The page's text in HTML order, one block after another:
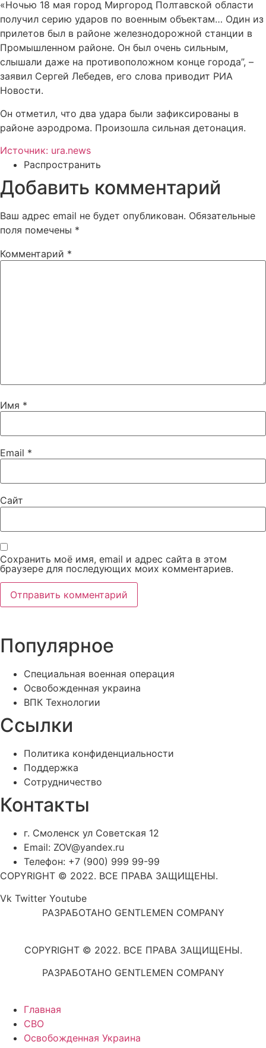
«Ночью 18 мая город Миргород Полтавской области
получил серию ударов по военным объектам… Один из
прилетов был в районе железнодорожной станции в
Промышленном районе. Он был очень сильным,
слышали даже на противоположном конце города”, –
заявил Сергей Лебедев, его слова приводит РИА
Новости.
Он отметил, что два удара были зафиксированы в
районе аэродрома. Произошла сильная детонация.
Источник: ura.news
Распространить
Добавить комментарий
Ваш адрес email не будет опубликован. Обязательные
поля помечены *
Комментарий *
Имя *
Email *
Сайт
Сохранить моё имя, email и адрес сайта в этом
браузере для последующих моих комментариев.
Популярное
Специальная военная операция
Освобожденная украина
ВПК Технологии
Ссылки
Политика конфиденциальности
Поддержка
Сотрудничество
Контакты
г. Смоленск ул Советская 12
Email: ZOV@yandex.ru
Телефон: +7 (900) 999 99-99
COPYRIGHT © 2022. ВСЕ ПРАВА ЗАЩИЩЕНЫ.
Vk Twitter Youtube
РАЗРАБОТАНО GENTLEMEN COMPANY
COPYRIGHT © 2022. ВСЕ ПРАВА ЗАЩИЩЕНЫ.
РАЗРАБОТАНО GENTLEMEN COMPANY
Главная
СВО
Освобожденная Украина